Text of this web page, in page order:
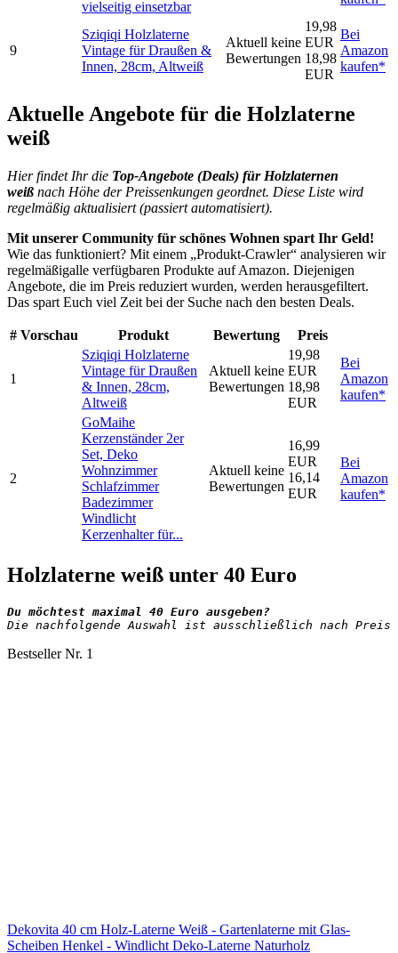
vielseitig einsetzbar
9
Sziqiqi Holzlaterne
Vintage für Draußen &
Innen, 28cm, Altweiß
Aktuell keine
Bewertungen
19,98
EUR
18,98
EUR
Bei
Amazon
kaufen*
Aktuelle Angebote für die Holzlaterne
weiß
Hier findet Ihr die Top-Angebote (Deals) für Holzlaternen
weiß nach Höhe der Preissenkungen geordnet. Diese Liste wird
regelmäßig aktualisiert (passiert automatisiert).
Mit unserer Community für schönes Wohnen spart Ihr Geld!
Wie das funktioniert? Mit einem „Produkt-Crawler“ analysieren wir
regelmäßigalle verfügbaren Produkte auf Amazon. Diejenigen
Angebote, die im Preis reduziert wurden, werden herausgefiltert.
Das spart Euch viel Zeit bei der Suche nach den besten Deals.
# Vorschau Produkt Bewertung Preis
1
Sziqiqi Holzlaterne
Vintage für Draußen
& Innen, 28cm,
Altweiß
Aktuell keine
Bewertungen
19,98
EUR
18,98
EUR
Bei
Amazon
kaufen*
2
GoMaihe
Kerzenständer 2er
Set, Deko
Wohnzimmer
Schlafzimmer
Badezimmer
Windlicht
Kerzenhalter für...
Aktuell keine
Bewertungen
16,99
EUR
16,14
EUR
Bei
Amazon
kaufen*
Holzlaterne weiß unter 40 Euro
Die nachfolgende Auswahl ist ausschließlich nach
Bestseller Nr. 1
Dekovita 40 cm Holz-Laterne Weiß - Gartenlaterne mit Glas-
Scheiben Henkel - Windlicht Deko-Laterne Naturholz